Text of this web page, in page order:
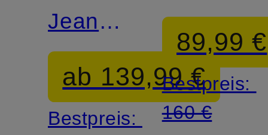
Jeans
MILO
ab 139,99 €
Bestpreis:
89,99 €
Bestpreis:
160 €